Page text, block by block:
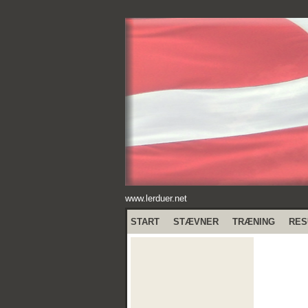
www.lerduer.net
START STÆVNER TRÆNING